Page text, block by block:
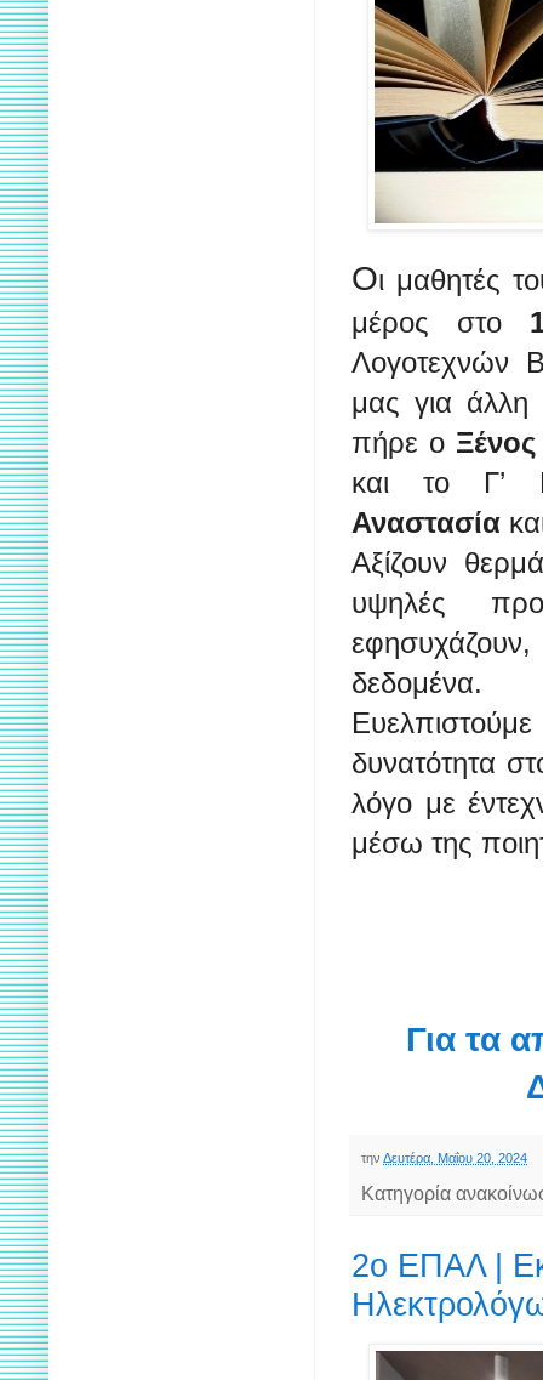
Οι μαθητές
μέρος στο
Λογοτεχνών
μας για άλλη
πήρε ο
και το Γ’
Αναστασία
Αξίζουν
υψηλές
δεδομένα.
δυνατότητα
λόγο με
μέσω της
Για τα
την Δευτέρα, Μαΐου 20, 2024
Κατηγορία
2o ΕΠΑΛ |